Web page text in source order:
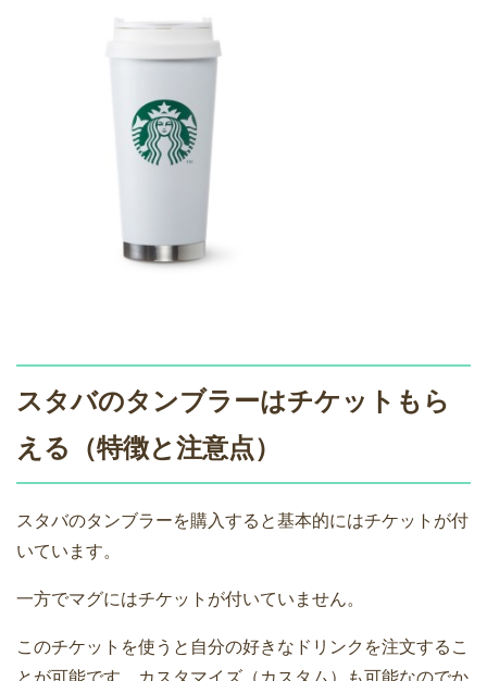
スタバのタンブラーはチケットもら
える（特徴と注意点）
スタバのタンブラーを購入すると基本的にはチケットが付
いています。
一方でマグにはチケットが付いていません。
このチケットを使うと自分の好きなドリンクを注文するこ